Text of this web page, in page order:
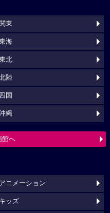
関東
海
北
陸
四国
縄
館へ
アニメーション
キッズ